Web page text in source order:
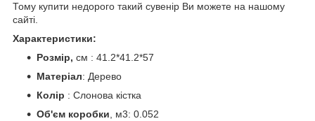
Тому купити недорого такий сувенір Ви можете на нашому
сайті.
Характеристики:
Розмір, см : 41.2*41.2*57
Матеріал: Дерево
Колір : Слонова кістка
Об'єм коробки, м3: 0.052